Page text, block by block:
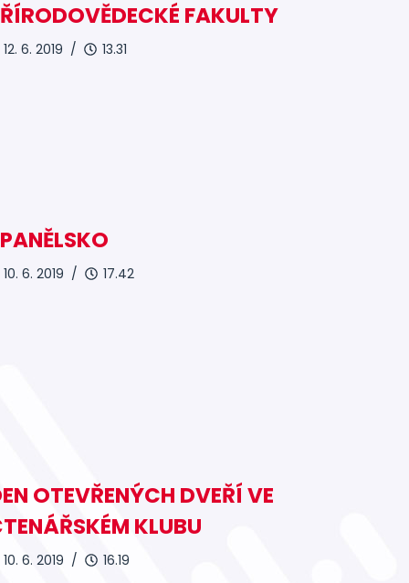
FAKULTY
12. 6. 2019 / 13.31
10. 6. 2019 / 17.42
OTEVŘENÝCH DVEŘÍ VE
KLUBU
10. 6. 2019 / 16.19